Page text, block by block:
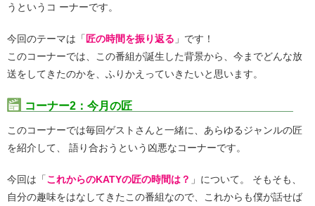
うというコ ーナーです。
今回のテーマは「 匠の時間を振り返る 」です！
このコーナーでは、この番組が誕生した背景から、今までどんな放
送をしてきたのかを、ふりかえっていきたいと思います。
コーナー2：今月の匠
このコーナーでは毎回ゲストさんと一緒に、あらゆるジャンルの匠
を紹介して、 語り合おうという凶悪なコーナーです。
今回は「これからのKATYの匠の時間は？ 」について。 そもそも、
自分の趣味をはなしてきたこの番組なので、これからも僕が話せば